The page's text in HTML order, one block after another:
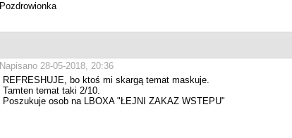
Pozdrowionka
Napisano 28-05-2018, 20:36
REFRESHUJE, bo ktoś mi skargą temat maskuje.
Tamten temat taki 2/10.
Poszukuje osob na LBOXA "ŁEJNI ZAKAZ WSTEPU"